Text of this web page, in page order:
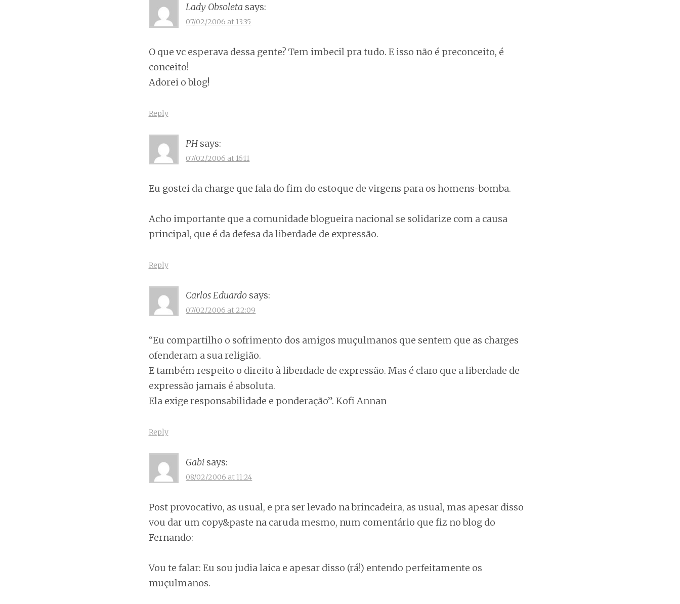
Lady Obsoleta says:
07/02/2006 at 13:35
O que vc esperava dessa gente? Tem imbecil pra tudo. E isso não é preconceito, é
conceito!
Adorei o blog!
Reply
PH says:
07/02/2006 at 16:11
Eu gostei da charge que fala do fim do estoque de virgens para os homens-bomba.
Acho importante que a comunidade blogueira nacional se solidarize com a causa
principal, que é da defesa da liberdade de expressão.
Reply
Carlos Eduardo says:
07/02/2006 at 22:09
“Eu compartilho o sofrimento dos amigos muçulmanos que sentem que as charges
ofenderam a sua religião.
E também respeito o direito à liberdade de expressão. Mas é claro que a liberdade de
expressão jamais é absoluta.
Ela exige responsabilidade e ponderação”. Kofi Annan
Reply
Gabi says:
08/02/2006 at 11:24
Post provocativo, as usual, e pra ser levado na brincadeira, as usual, mas apesar disso
vou dar um copy&paste na caruda mesmo, num comentário que fiz no blog do
Fernando:
Vou te falar: Eu sou judia laica e apesar disso (rá!) entendo perfeitamente os
muçulmanos.